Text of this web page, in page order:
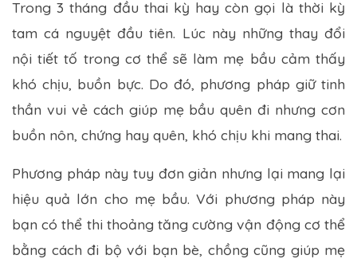
Trong 3 tháng đầu thai kỳ hay còn gọi là thời kỳ
tam cá nguyệt đầu tiên. Lúc này những thay đổi
nội tiết tố trong cơ thể sẽ làm mẹ bầu cảm thấy
khó chịu, buồn bực. Do đó, phương pháp giữ tinh
thần vui vẻ cách giúp mẹ bầu quên đi nhưng cơn
buồn nôn, chứng hay quên, khó chịu khi mang thai.
Phương pháp này tuy đơn giản nhưng lại mang lại
hiệu quả lớn cho mẹ bầu. Với phương pháp này
bạn có thể thi thoảng tăng cường vận động cơ thể
bằng cách đi bộ với bạn bè, chồng cũng giúp mẹ